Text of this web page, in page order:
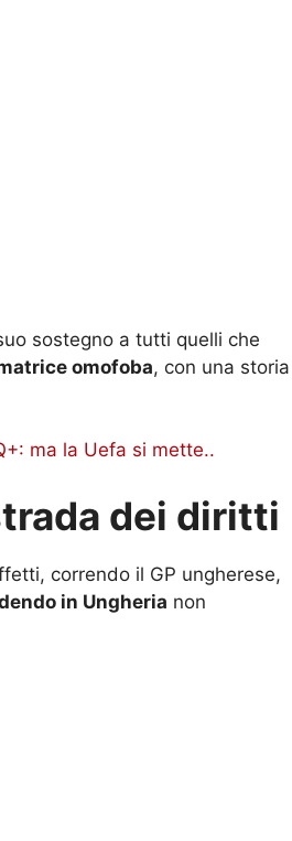
sostegno a tutti quelli che
omofoba, con una storia
ma la Uefa si mette..
dei diritti
correndo il GP ungherese,
in Ungheria non